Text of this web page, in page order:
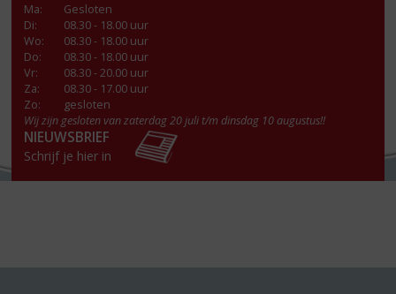
Ma:
Gesloten
Di:
08.30 - 18.00 uur
Wo:
08.30 - 18.00 uur
Do:
08.30 - 18.00 uur
Vr:
08.30 - 20.00 uur
Za:
08.30 - 17.00 uur
Zo:
gesloten
Wij zijn gesloten van zaterdag 20 juli t/m dinsdag 10 augustus!!
NIEUWSBRIEF
Schrijf je hier in